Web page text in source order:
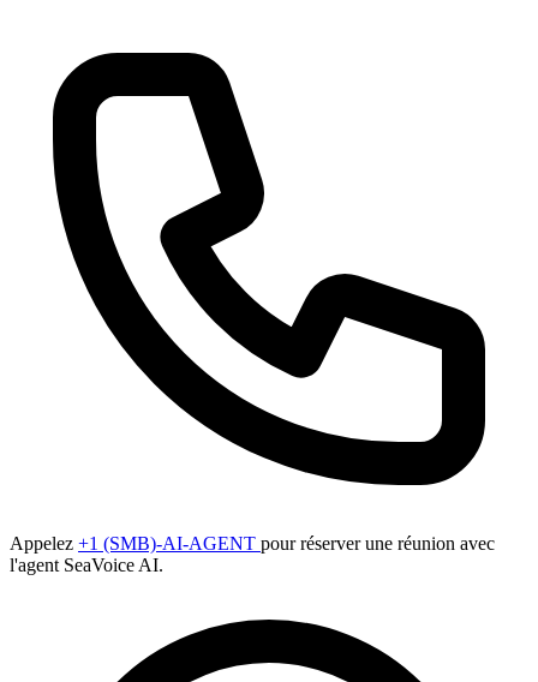
Appelez +1 (SMB)-AI-AGENT pour réserver une réunion avec
l'agent SeaVoice AI.